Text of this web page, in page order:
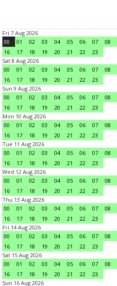
Fri 7 Aug 2026
00
01 02 03 04 05 06 07 08
16
17 18 19 20 21 22
23
Sat 8 Aug 2026
00
01 02 03 04 05 06 07 08
16
17 18 19 20 21 22
23
Sun 9 Aug 2026
00
01 02 03 04 05 06 07 08
16
17 18 19 20 21 22
23
Mon 10 Aug 2026
00
01 02 03 04 05 06 07 08
16
17 18 19 20 21 22
23
Tue 11 Aug 2026
00
01 02 03 04 05 06 07 08
16
17 18 19 20 21 22
23
Wed 12 Aug 2026
00
01 02 03 04 05 06 07 08
16
17 18 19 20 21 22
23
Thu 13 Aug 2026
00
01 02 03 04 05 06 07 08
16
17 18 19 20 21 22
23
Fri 14 Aug 2026
00
01 02 03 04 05 06 07 08
16
17 18 19 20 21 22
23
Sat 15 Aug 2026
00
01 02 03 04 05 06 07 08
16
17 18 19 20 21 22
23
Sun 16 Aug 2026